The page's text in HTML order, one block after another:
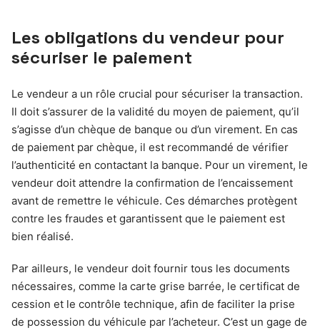
Les obligations du vendeur pour
sécuriser le paiement
Le vendeur a un rôle crucial pour sécuriser la transaction.
Il doit s’assurer de la validité du moyen de paiement, qu’il
s’agisse d’un chèque de banque ou d’un virement. En cas
de paiement par chèque, il est recommandé de vérifier
l’authenticité en contactant la banque. Pour un virement, le
vendeur doit attendre la confirmation de l’encaissement
avant de remettre le véhicule. Ces démarches protègent
contre les fraudes et garantissent que le paiement est
bien réalisé.
Par ailleurs, le vendeur doit fournir tous les documents
nécessaires, comme la carte grise barrée, le certificat de
cession et le contrôle technique, afin de faciliter la prise
de possession du véhicule par l’acheteur. C’est un gage de